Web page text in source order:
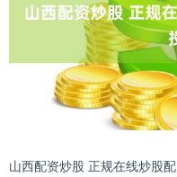
山西配资炒股 正规在线炒股